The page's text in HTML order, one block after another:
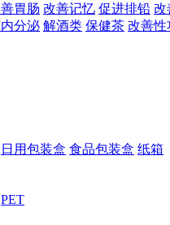
胃肠 改善记忆 促进排铅 改
分泌 解酒类 保健茶 改善性
日用包装盒 食品包装盒 纸箱
PET